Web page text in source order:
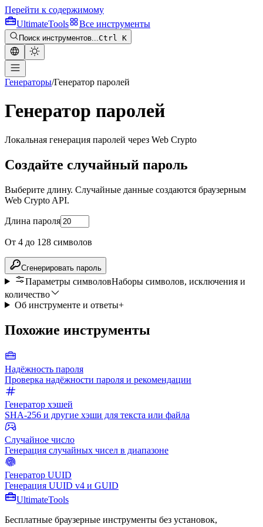
Перейти к содержимому
UltimateTools Все инструменты
Поиск инструментов...Ctrl K
Генераторы/Генератор паролей
Генератор паролей
Локальная генерация паролей через Web Crypto
Создайте случайный пароль
Выберите длину. Случайные данные создаются браузерным
Web Crypto API.
Длина пароля
От 4 до 128 символов
Сгенерировать пароль
Параметры символовНаборы символов, исключения и
количество
Об инструменте и ответы+
Похожие инструменты
Надёжность пароля
Проверка надёжности пароля и рекомендации
Генератор хэшей
SHA-256 и другие хэши для текста или файла
Случайное число
Генерация случайных чисел в диапазоне
Генератор UUID
Генерация UUID v4 и GUID
UltimateTools
Бесплатные браузерные инструменты без установок,